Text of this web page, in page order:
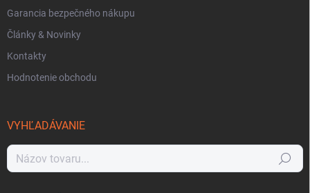
Garancia bezpečného nákupu
Články & Novinky
Kontakty
Hodnotenie obchodu
VYHĽADÁVANIE
Hľadať